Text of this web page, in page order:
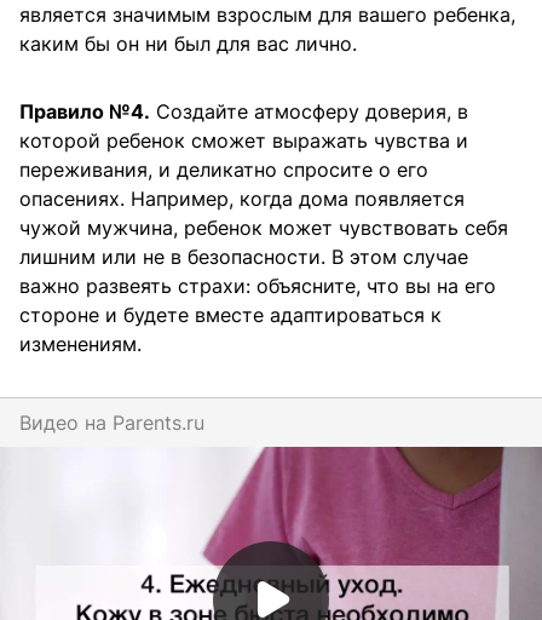
является значимым взрослым для вашего ребенка,
каким бы он ни был для вас лично.
Правило №4. Создайте атмосферу доверия, в
которой ребенок сможет выражать чувства и
переживания, и деликатно спросите о его
опасениях. Например, когда дома появляется
чужой мужчина, ребенок может чувствовать себя
лишним или не в безопасности. В этом случае
важно развеять страхи: объясните, что вы на его
стороне и будете вместе адаптироваться к
изменениям.
Видео на parents.ru